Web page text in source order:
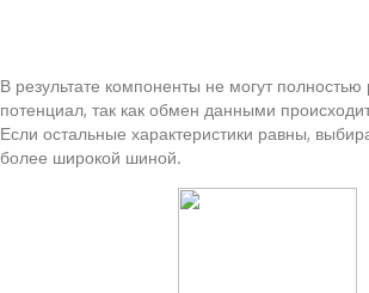
В результате компоненты не могут полностью
потенциал, так как обмен данными
Если остальные характеристики равны,
более широкой шиной.